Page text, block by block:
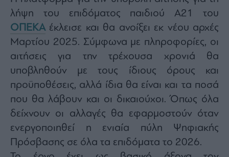
time.
site
is
protected
by
and
Google
Privacy
and
of
apply.
λήψη του επιδόματος παιδιού Α21 του
ΟΠΕΚΑέκλεισε και θα ανοίξει εκ νέου αρχές
Μαρτίου 2025. Σύμφωνα με πληροφορίες, οι
αιτήσεις για την τρέχουσα χρονιά θα
υποβληθούν με τους ίδιους όρους και
προϋποθέσεις, αλλά ίδια θα είναι και τα ποσά
που θα λάβουν και οι δικαιούχοι. Όπως όλα
δείχνουν οι αλλαγές θα εφαρμοστούν όταν
ενεργοποιηθεί η ενιαία πύλη Ψηφιακής
Πρόσβασης σε όλα τα επιδόματα το 2026.